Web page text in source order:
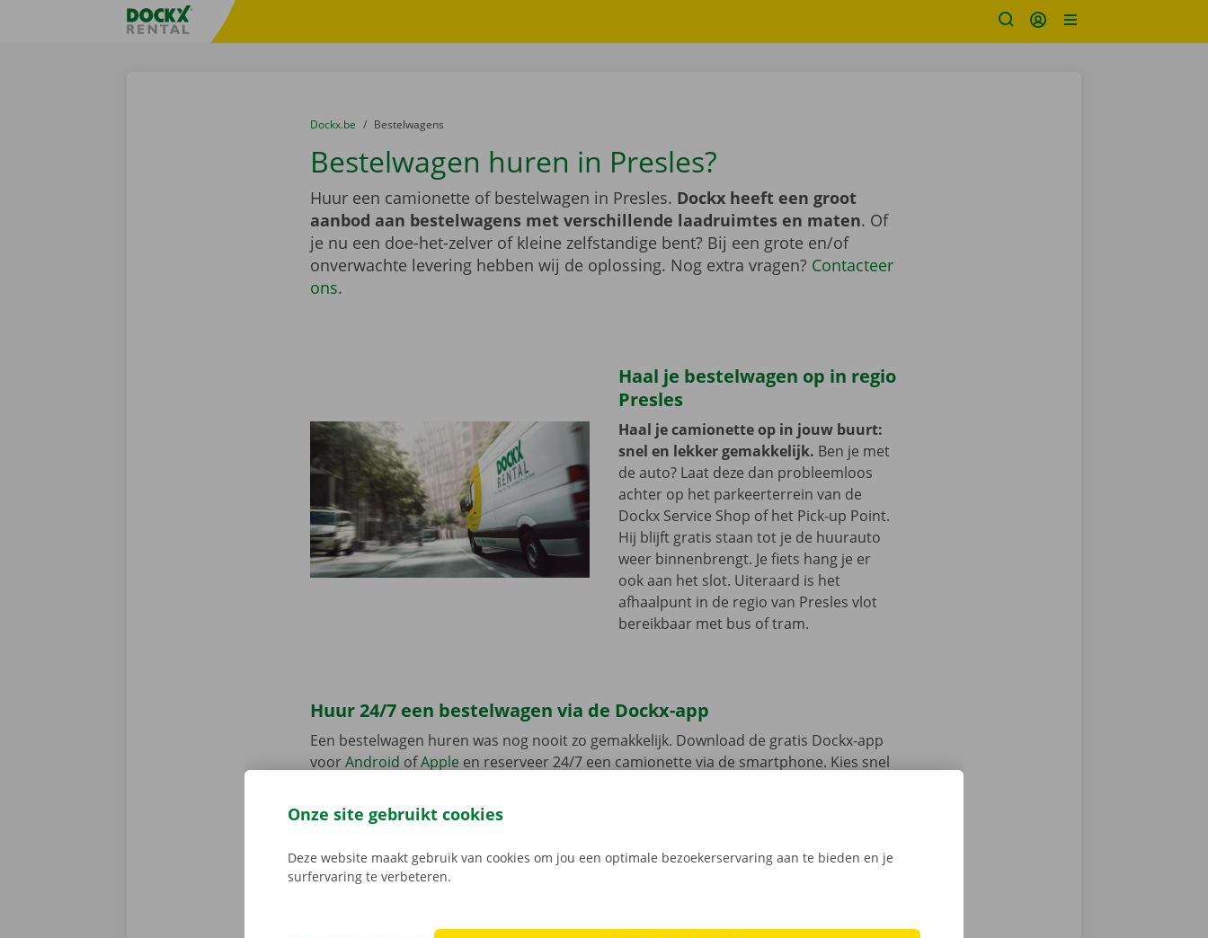
Taalselectie overslaanFratello DEMO
U bevindt zich hier:
van
Dockx.be naar
Bestelwagens
Bestelwagen huren in Presles?
Huur een camionette of bestelwagen in Presles. Dockx heeft een groot
aanbod aan bestelwagens met verschillende laadruimtes en maten. Of
je nu een doe-het-zelver of kleine zelfstandige bent? Bij een grote en/of
onverwachte levering hebben wij de oplossing. Nog extra vragen? Contacteer
ons.
Haal je bestelwagen op in regio
Presles
Haal je camionette op in jouw buurt:
snel en lekker gemakkelijk. Ben je met
de auto? Laat deze dan probleemloos
achter op het parkeerterrein van de
Dockx Service Shop of het Pick-up Point.
Hij blijft gratis staan tot je de huurauto
weer binnenbrengt. Je fiets hang je er
ook aan het slot. Uiteraard is het
afhaalpunt in de regio van Presles vlot
bereikbaar met bus of tram.
Huur 24/7 een bestelwagen via de Dockx-app
Een bestelwagen huren was nog nooit zo gemakkelijk. Download de gratis Dockx-app
voorAndroid ofAppleen reserveer 24/7 een camionette via de smartphone. Kies snel
huurwagen op in een Pick-up Point of Dockx Service Shop naar keuze.
Onze site gebruikt cookies
Deze website maakt gebruik van cookies om jou een optimale bezoekerservaring aan te bieden en je
surfervaring te verbeteren.